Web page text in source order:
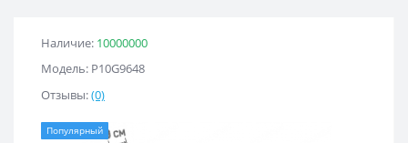
Наличие: 10000000
Модель: Р10G9648
Отзывы:(0)
Популярный